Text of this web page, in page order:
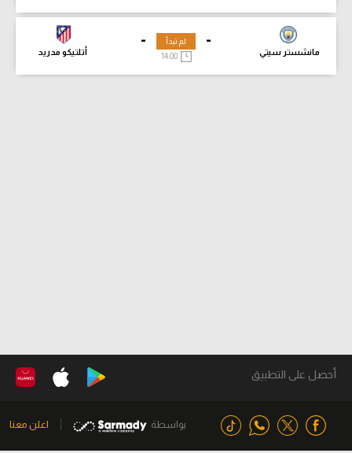
-
مانشستر سيتي
-
أتلتيكو مدريد
لم تبدأ
14:00
أحصل على التطبيق
بواسطة اعلن معنا